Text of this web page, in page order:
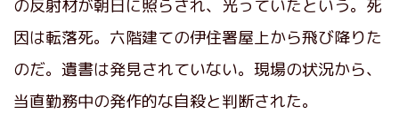
の反射材が朝日に照らされ、光っていたという。死
因は転落死。六階建ての伊住署屋上から飛び降りた
のだ。遺書は発見されていない。現場の状況から、
当直勤務中の発作的な自殺と判断された。